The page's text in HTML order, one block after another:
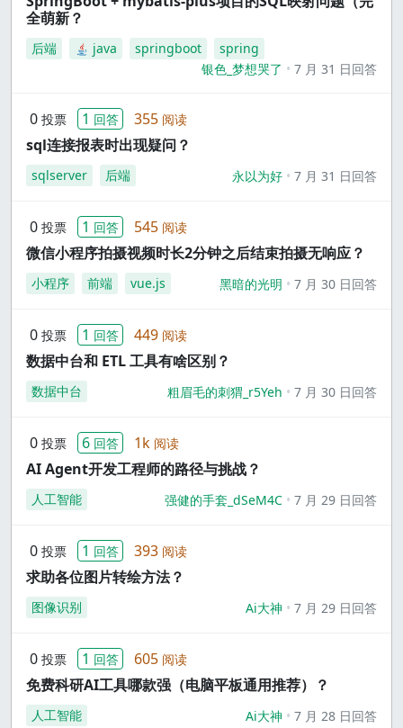
全萌新？
后端 java springboot
spring
银色_梦想哭了
7 月 31 日回答
0 投票 1 回答 355 阅读
sql连接报表时出现疑问？
sqlserver 后端 永以为好 7 月 31 日回答
0 投票 1 回答 545 阅读
微信小程序拍摄视频时长2分钟之后结束拍摄无响应？
小程序 前端 vue.js 黑暗的光明 7 月 30 日回答
0 投票 1 回答 449 阅读
数据中台和 ETL 工具有啥区别？
数据中台 粗眉毛的刺猬_r5Yeh 7 月 30 日回答
0 投票 6 回答 1k 阅读
AI Agent开发工程师的路径与挑战？
人工智能 强健的手套_dSeM4C 7 月 29 日回答
0 投票 1 回答 393 阅读
求助各位图片转绘方法？
图像识别 Ai大神 7 月 29 日回答
0 投票 1 回答 605 阅读
免费科研AI工具哪款强（电脑平板通用推荐）？
人工智能 Ai大神 7 月 28 日回答